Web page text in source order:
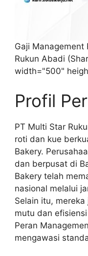
Gaji Management
Rukun Abadi
width="500"
Profil
PT Multi Star
roti dan kue
Bakery.
dan berpusat di
Bakery telah
nasional melalui
Selain itu,
mutu dan
Peran
mengawasi